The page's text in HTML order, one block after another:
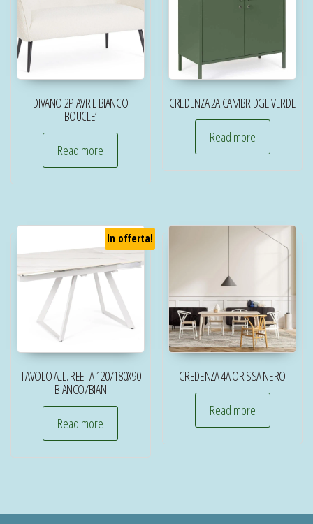
DIVANO 2P AVRIL BIANCO
BOUCLE’
Read more
CREDENZA 2A CAMBRIDGE VERDE
Read more
In offerta!
TAVOLO ALL. REETA 120/180X90
BIANCO/BIAN
Read more
CREDENZA 4A ORISSA NERO
Read more